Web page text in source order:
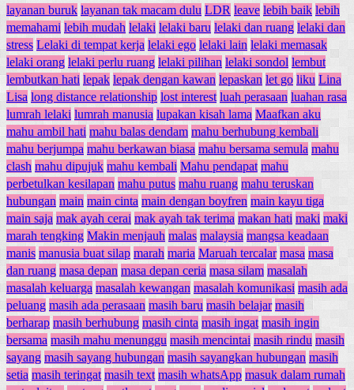
layanan buruk layanan tak macam dulu LDR leave lebih baik lebih
memahami lebih mudah lelaki lelaki baru lelaki dan ruang lelaki dan
stress Lelaki di tempat kerja lelaki ego lelaki lain lelaki memasak
lelaki orang lelaki perlu ruang lelaki pilihan lelaki sondol lembut
lembutkan hati lepak lepak dengan kawan lepaskan let go liku Lina
Lisa long distance relationship lost interest luah perasaan luahan rasa
lumrah lelaki lumrah manusia lupakan kisah lama Maafkan aku
mahu ambil hati mahu balas dendam mahu berhubung kembali
mahu berjumpa mahu berkawan biasa mahu bersama semula mahu
clash mahu dipujuk mahu kembali Mahu pendapat mahu
perbetulkan kesilapan mahu putus mahu ruang mahu teruskan
hubungan main main cinta main dengan boyfren main kayu tiga
main saja mak ayah cerai mak ayah tak terima makan hati maki maki
marah tengking Makin menjauh malas malaysia mangsa keadaan
manis manusia buat silap marah maria Maruah tercalar masa masa
dan ruang masa depan masa depan ceria masa silam masalah
masalah keluarga masalah kewangan masalah komunikasi masih ada
peluang masih ada perasaan masih baru masih belajar masih
berharap masih berhubung masih cinta masih ingat masih ingin
bersama masih mahu menunggu masih mencintai masih rindu masih
sayang masih sayang hubungan masih sayangkan hubungan masih
setia masih teringat masih text masih whatsApp masuk dalam rumah